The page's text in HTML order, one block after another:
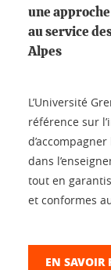
une
au service
Alpes
L’Université
référence sur
dans
tout en
et conformes
EN SAVOIR